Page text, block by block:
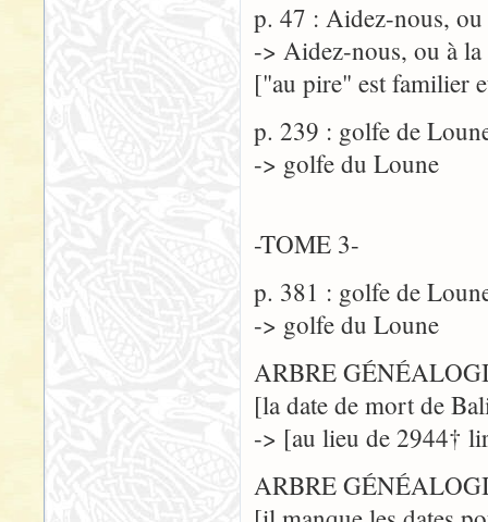
p. 47 : Aidez-nous,
-> Aidez-nous, ou à
["au pire" est familier
p. 239 : golfe de
-> golfe du Loune
-TOME 3-
p. 381 : golfe de
-> golfe du Loune
ARBRE
[la date de mort de
-> [au lieu de 2944†
ARBRE